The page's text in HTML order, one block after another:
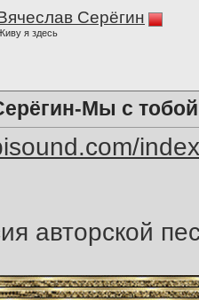
Серёгин
я здесь
Мы с
авторской